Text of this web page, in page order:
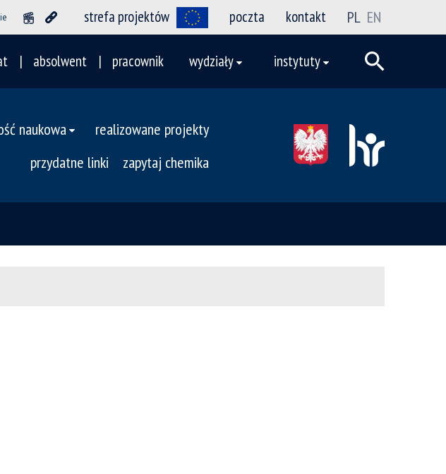
strefa projektów poczta kontakt PL EN
absolwent pracownik wydziały instytuty
naukowa
realizowane projekty
przydatne linki
zapytaj chemika